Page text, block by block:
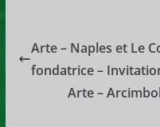
Arte – Naples et Le
fondatrice –
Arte –